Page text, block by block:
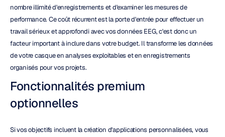
nombre illimité d'enregistrements et d'examiner les mesures de
performance. Ce coût récurrent est la porte d'entrée pour effectuer un
travail sérieux et approfondi avec vos données EEG, c'est donc un
facteur important à inclure dans votre budget. Il transforme les données
de votre casque en analyses exploitables et en enregistrements
organisés pour vos projets.
Fonctionnalités premium
optionnelles
Si vos objectifs incluent la création d'applications personnalisées, vous